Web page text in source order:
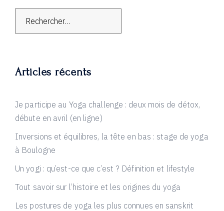
Rechercher :
Articles récents
Je participe au Yoga challenge : deux mois de détox,
débute en avril (en ligne)
Inversions et équilibres, la tête en bas : stage de yoga
à Boulogne
Un yogi : qu’est-ce que c’est ? Définition et lifestyle
Tout savoir sur l’histoire et les origines du yoga
Les postures de yoga les plus connues en sanskrit